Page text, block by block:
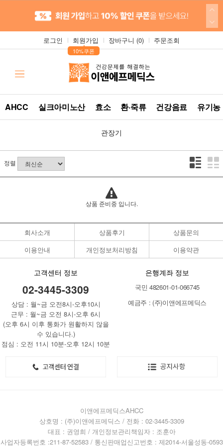
로그인 회원가입
▲
10%쿠폰
장바구니 (0) 주문조회
AHCC 실크아미노산 효소 환·죽류 건강음료 유기
관장기
정렬
상품 준비중 입니다.
회사소개 상품후기
상품문의
이용안내
개인정보처리방침 이용약관
고객센터 정보
02-3445-3309
상담 : 월~금 오전8시-오후10시
근무 : 월~금 오전 8시-오후 6시
(오후 6시 이후 통화가 원활하지 않을
수 있습니다.)
점심 : 오전 11시 10분-오후 12시 10분
은행계좌 정보
국민 482601-01-066745
예금주 : (주)이앤에프메딕스
이앤에프메딕스AHCC
상호명 : (주)이앤에프메딕스 / 전화 : 02-3445-3309
대표 : 권영희 / 개인정보관리책임자 : 조훈아
사업자등록번호 :211-87-52583 / 통신판매업신고번호 : 제2014-서울성동-0593